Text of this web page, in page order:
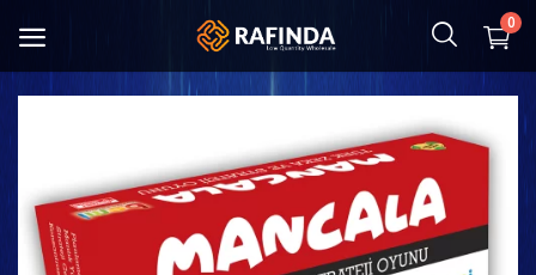
0
Gıda
Kozmetik & Hijyen